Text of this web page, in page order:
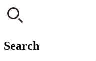
Search